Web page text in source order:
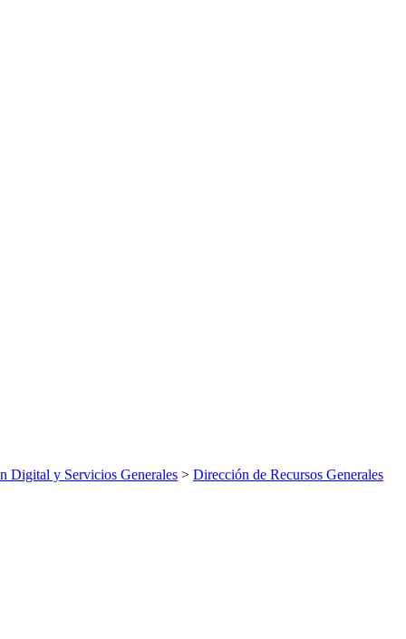
Digital y Servicios Generales > Dirección de Recursos Generales